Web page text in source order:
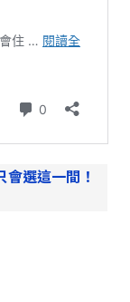
選這一間！